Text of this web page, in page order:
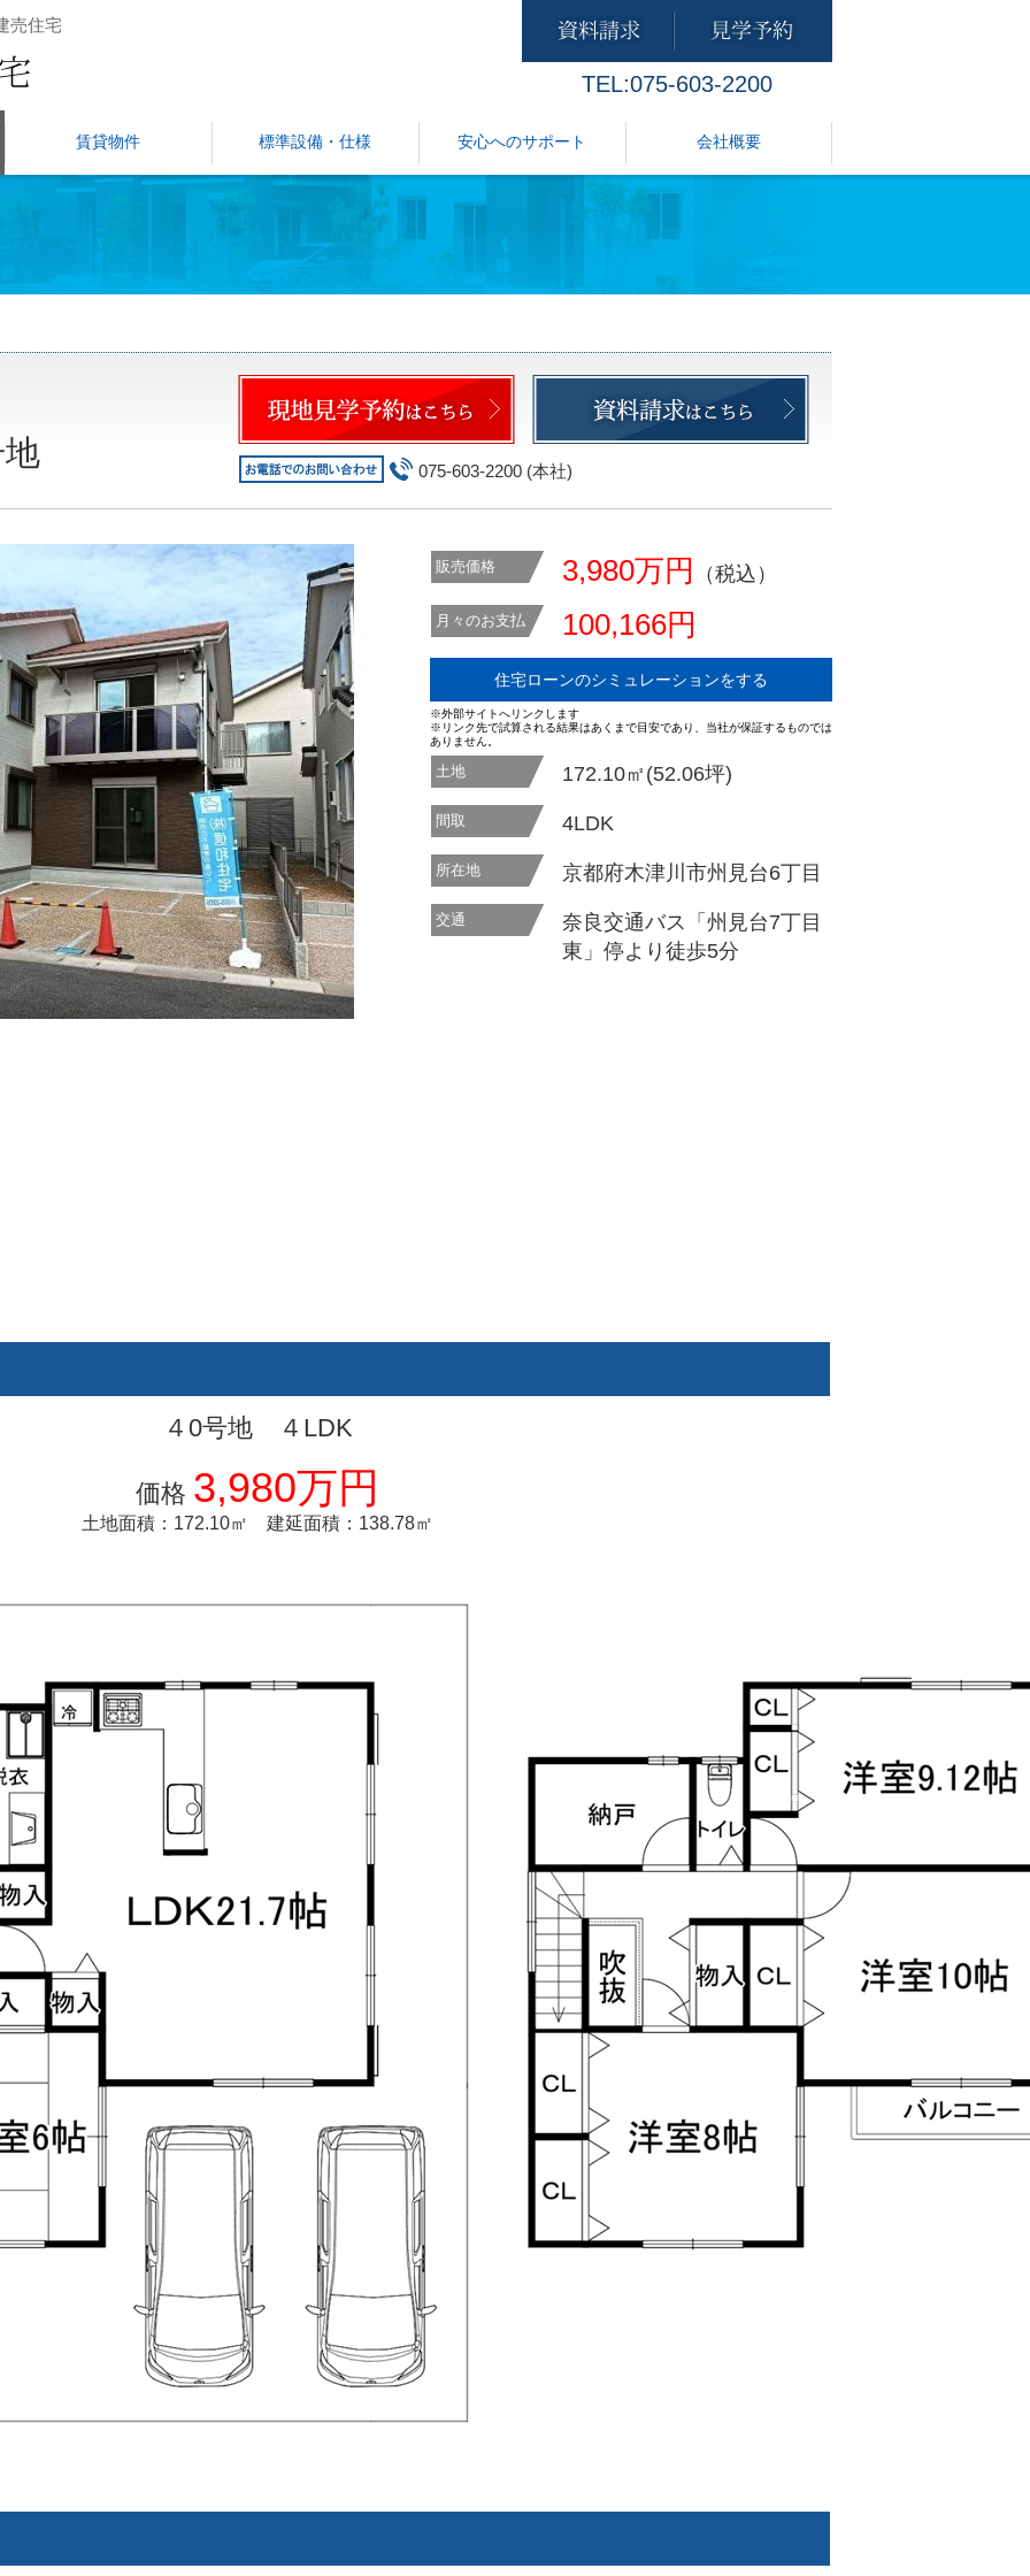
売住宅
TEL:075-603-2200
賃貸物件 標準設備・仕様 安心へのサポート 会社概要
075-603-2200 (本社)
販売価格 3,980万円 （税込）
月々のお支払 100,166円
住宅ローンのシミュレーションをする
※外部サイトへリンクします
※リンク先で試算される結果はあくまで目安であり、当社が保証するものでは
ありません。
土地 172.10㎡(52.06坪)
間取 4LDK
所在地 京都府木津川市州見台6丁目
交通
奈良交通バス「州見台7丁目
東」停より徒歩5分
４0号地 ４LDK
価格 3,980万円
土地面積：172.10㎡ 建延面積：138.78㎡